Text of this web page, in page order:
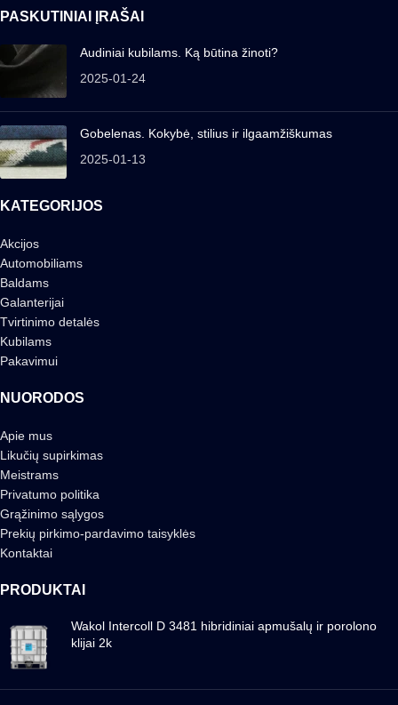
PASKUTINIAI ĮRAŠAI
Audiniai kubilams. Ką būtina žinoti?
2025-01-24
Gobelenas. Kokybė, stilius ir ilgaamžiškumas
2025-01-13
KATEGORIJOS
Akcijos
Automobiliams
Baldams
Galanterijai
Tvirtinimo detalės
Kubilams
Pakavimui
NUORODOS
Apie mus
Likučių supirkimas
Meistrams
Privatumo politika
Grąžinimo sąlygos
Prekių pirkimo-pardavimo taisyklės
Kontaktai
PRODUKTAI
Wakol Intercoll D 3481 hibridiniai apmušalų ir porolono
klijai 2k